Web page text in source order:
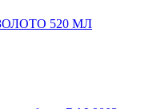
520 МЛ